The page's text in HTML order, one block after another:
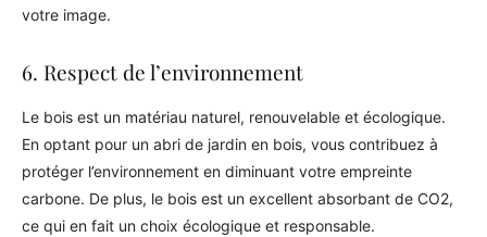
votre image.
6. Respect de l’environnement
Le bois est un matériau naturel, renouvelable et écologique.
En optant pour un abri de jardin en bois, vous contribuez à
protéger l’environnement en diminuant votre empreinte
carbone. De plus, le bois est un excellent absorbant de CO2,
ce qui en fait un choix écologique et responsable.